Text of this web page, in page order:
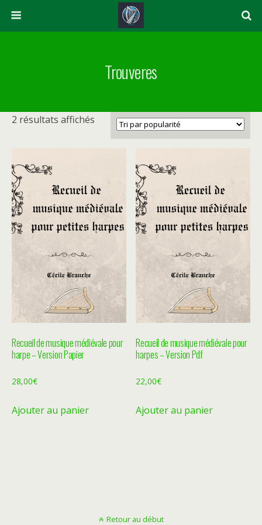
Trouveres
2 résultats affichés
Recueil de musique médiévale pour
harpe – Version Papier
28,00€
Ajouter au panier
Recueil de musique médiévale pour
harpes – Version Pdf
22,00€
Ajouter au panier
Retour au début